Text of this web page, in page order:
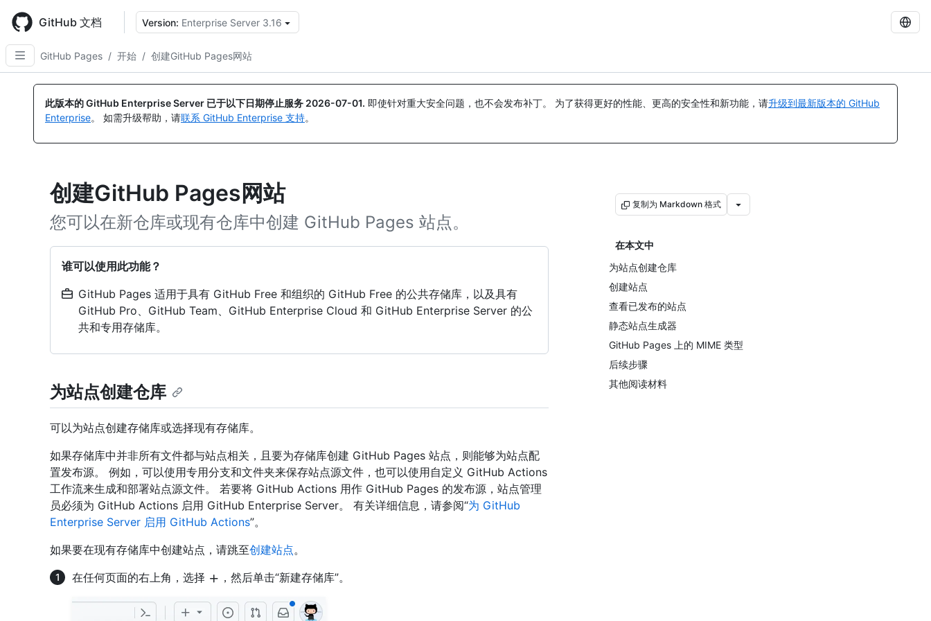
main
content
GitHub 文档 Version: Enterprise Server 3.16
GitHub Pages / 开始 / 创建GitHub Pages网站
此版本的 GitHub Enterprise Server 已于以下日期停止服务 2026-07-01. 即使针对重大安全问题，也不会发布补丁。 为了获得更好的性能、更高的安全性和新功能，请升级到最新版本的 GitHub
Enterprise。 如需升级帮助，请联系 GitHub Enterprise 支持。
创建GitHub Pages网站
您可以在新仓库或现有仓库中创建 GitHub Pages 站点。
谁可以使用此功能？
GitHub Pages 适用于具有 GitHub Free 和组织的 GitHub Free 的公共存储库，以及具有
GitHub Pro、GitHub Team、GitHub Enterprise Cloud 和 GitHub Enterprise Server 的公
共和专用存储库。
复制为 Markdown 格式
在本文中
为站点创建仓库
创建站点
查看已发布的站点
静态站点生成器
GitHub Pages 上的 MIME 类型
后续步骤
其他阅读材料
为站点创建仓库
可以为站点创建存储库或选择现有存储库。
如果存储库中并非所有文件都与站点相关，且要为存储库创建 GitHub Pages 站点，则能够为站点配
置发布源。 例如，可以使用专用分支和文件夹来保存站点源文件，也可以使用自定义 GitHub Actions
工作流来生成和部署站点源文件。 若要将 GitHub Actions 用作 GitHub Pages 的发布源，站点管理
员必须为 GitHub Actions 启用 GitHub Enterprise Server。 有关详细信息，请参阅“为 GitHub
Enterprise Server 启用 GitHub Actions”。
如果要在现有存储库中创建站点，请跳至创建站点。
在任何页面的右上角，选择
，然后单击“新建存储库”。